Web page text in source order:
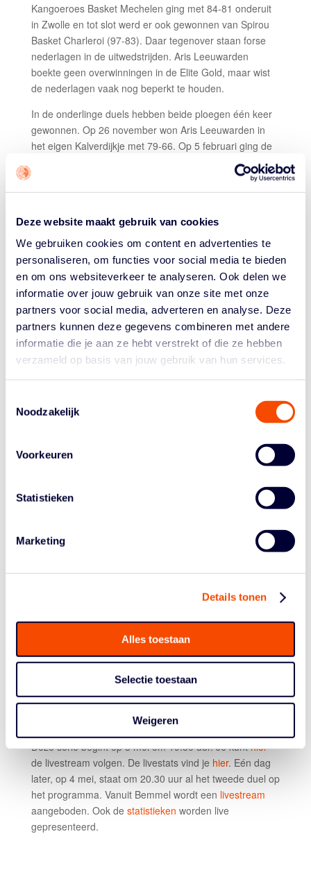
Deze website maakt gebruik van cookies
We gebruiken cookies om content en advertenties te
personaliseren, om functies voor social media te bieden
en om ons websiteverkeer te analyseren. Ook delen we
informatie over jouw gebruik van onze site met onze
partners voor social media, adverteren en analyse. Deze
partners kunnen deze gegevens combineren met andere
informatie die je aan ze hebt verstrekt of die ze hebben
verzameld op basis van jouw gebruik van hun services.
Noodzakelijk
Voorkeuren
Statistieken
Marketing
Details tonen
Alles toestaan
Selectie toestaan
Weigeren
Kangoeroes Basket Mechelen ging met 84-81 onderuit
in Zwolle en tot slot werd er ook gewonnen van Spirou
Basket Charleroi (97-83). Daar tegenover staan forse
nederlagen in de uitwedstrijden. Aris Leeuwarden
boekte geen overwinningen in de Elite Gold, maar wist
de nederlagen vaak nog beperkt te houden.
In de onderlinge duels hebben beide ploegen één keer
gewonnen. Op 26 november won Aris Leeuwarden in
het eigen Kalverdijkje met 79-66. Op 5 februari ging de
winst in Zwolle naar Landstede Hammers: 93-76.
Gezien de resultaten in de Elite Gold is Landstede, met
in de gelederen BNXT-toprebounder Arnaldo Toro
te sluiten.
Op 3 mei wordt er dus vanaf 19.30 uur in Zwolle
gespeeld. Deze wedstrijd is live te volgen via een
stream. De livestats vind jehier. De tweede wedstrijd
staat gepland voor vrijdag 5 mei in Leeuwarden. Het
duel, dat om 20.00 uur begint, is te volgen via een
livestream. De statistiekenworden live bijgewerkt.
Donar-Yoast United
Van alle Nederlandse ploegen wasDonarde best
wedstrijden werden in winst omgezet, met als gevolg dat
plaats en directe kwalificatie voor de halve finale van de
play-offs kwam.
eindigde in de Domestic League als zesde,
waardoor de ploeg uit Bemmel veroordeeld werd tot tien
overwinningen op, waardoor Yoast United zich, met
twee punten voorsprong op Zeeuw & Zeeuw Feyenoord
Vince Cole, de topscorer van de BNXT League.
In de onderlinge wedstrijden hebben beide ploegen één
keer gewonnen. Op 27 november was Yoast United in
eigen huis met 76-70 te sterk voor Donar. Op 28 januari
ging de winst echter naar Donar: 78-68. Sindsdien heeft
Olisemeka. Dat geldt overigens ook voor Yoast United,
dat in de Elite Silver versterkt werd met Vance Johnson.
Deze serie begint op 3 mei om 19.30 uur. Je kunthier
de livestream volgen. De livestats vind je hier. Eén dag
later, op 4 mei, staat om 20.30 uur al het tweede duel op
het programma. Vanuit Bemmel wordt een livestream
aangeboden. Ook de statistieken worden live
gepresenteerd.